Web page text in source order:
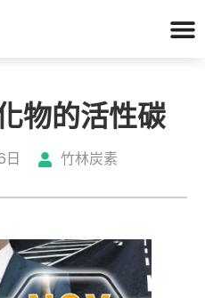
物的活性碳
日 竹林炭素